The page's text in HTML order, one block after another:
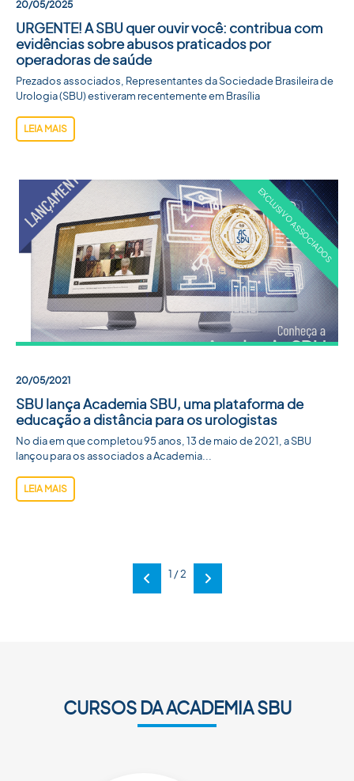
20/05/2025
URGENTE! A SBU quer ouvir você: contribua com
evidências sobre abusos praticados por
operadoras de saúde
Prezados associados, Representantes da Sociedade Brasileira de
Urologia (SBU) estiveram recentemente em Brasília
LEIA MAIS
20/05/2021
SBU lança Academia SBU, uma plataforma de
educação a distância para os urologistas
No dia em que completou 95 anos, 13 de maio de 2021, a SBU
lançou para os associados a Academia...
LEIA MAIS
Anterior
1 / 2
Próxima
CURSOS DA ACADEMIA SBU